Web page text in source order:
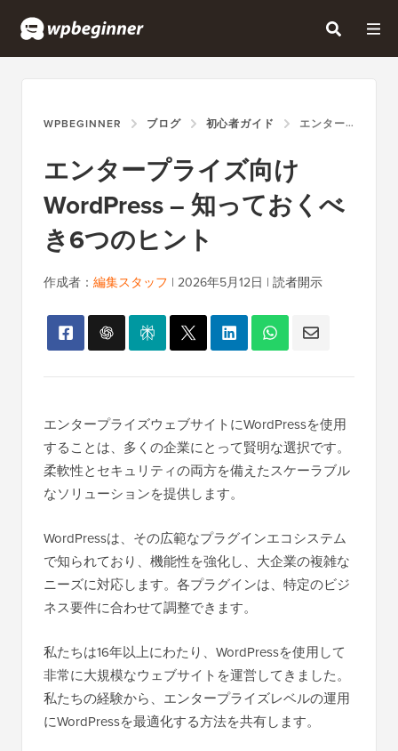
WPBEGINNER ブログ 初心者ガイド エンタープライズ向けWORDPRESS – 知っておくべき6つのヒント
エンタープライズ向け
WordPress – 知っておくべ
き6つのヒント
作成者： 編集スタッフ | 2026年5月12日 | 読者開示
エンタープライズウェブサイトにWordPressを使用
することは、多くの企業にとって賢明な選択です。
柔軟性とセキュリティの両方を備えたスケーラブル
なソリューションを提供します。
WordPressは、その広範なプラグインエコシステム
で知られており、機能性を強化し、大企業の複雑な
ニーズに対応します。各プラグインは、特定のビジ
ネス要件に合わせて調整できます。
私たちは16年以上にわたり、WordPressを使用して
非常に大規模なウェブサイトを運営してきました。
私たちの経験から、エンタープライズレベルの運用
にWordPressを最適化する方法を共有します。